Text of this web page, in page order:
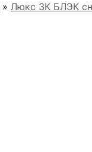
» Люкс 3К БЛЭК